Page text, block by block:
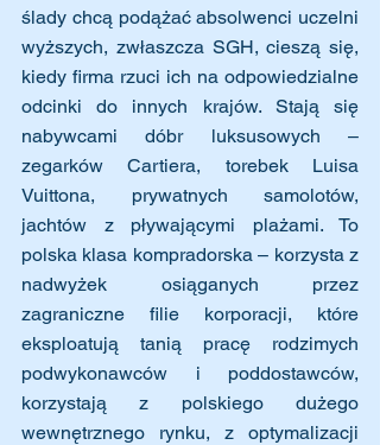
ślady chcą podążać absolwenci uczelni
wyższych, zwłaszcza SGH, cieszą się,
kiedy firma rzuci ich na odpowiedzialne
odcinki do innych krajów. Stają się
nabywcami dóbr luksusowych –
zegarków Cartiera, torebek Luisa
Vuittona, prywatnych samolotów,
jachtów z pływającymi plażami. To
polska klasa kompradorska – korzysta z
nadwyżek osiąganych przez
zagraniczne filie korporacji, które
eksploatują tanią pracę rodzimych
podwykonawców i poddostawców,
korzystają z polskiego dużego
wewnętrznego rynku, z optymalizacji